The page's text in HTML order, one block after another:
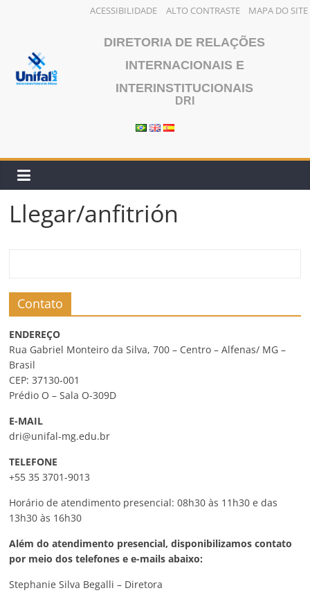
ACESSIBILIDADE ALTO CONTRASTE MAPA DO SITE
contenido
DIRETORIA DE RELAÇÕES
INTERNACIONAIS E
INTERINSTITUCIONAIS
DRI
Llegar/anfitrión
Contato
ENDEREÇO
Rua Gabriel Monteiro da Silva, 700 – Centro – Alfenas/ MG –
Brasil
CEP: 37130-001
Prédio O – Sala O-309D
E-MAIL
dri@unifal-mg.edu.br
TELEFONE
+55 35 3701-9013
Horário de atendimento presencial: 08h30 às 11h30 e das
13h30 às 16h30
Além do atendimento presencial, disponibilizamos contato
por meio dos telefones e e-mails abaixo:
Stephanie Silva Begalli – Diretora